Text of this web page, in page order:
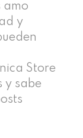
amo
y
Store
y sabe